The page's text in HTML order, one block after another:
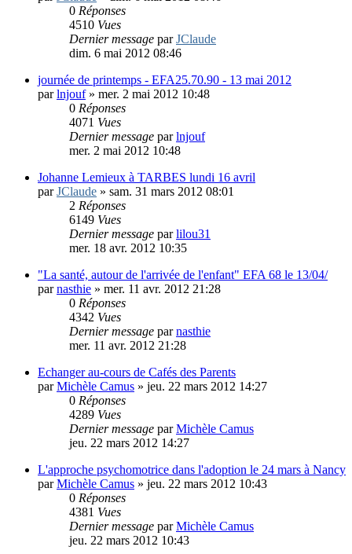
0 Réponses
4510 Vues
Dernier message parJClaude
dim. 6 mai 2012 08:46
journée de printemps - EFA25.70.90 - 13 mai 2012
parlnjouf» mer. 2 mai 2012 10:48
0 Réponses
4071 Vues
Dernier message parlnjouf
mer. 2 mai 2012 10:48
Johanne Lemieux à TARBES lundi 16 avril
parJClaude » sam. 31 mars 2012 08:01
2 Réponses
6149 Vues
Dernier message parlilou31
mer. 18 avr. 2012 10:35
"La santé, autour de l'arrivée de l'enfant" EFA 68 le 13/04/
parnasthie » mer. 11 avr. 2012 21:28
0 Réponses
4342 Vues
Dernier message parnasthie
mer. 11 avr. 2012 21:28
Echanger au-cours de Cafés des Parents
parMichèle Camus » jeu. 22 mars 2012 14:27
0 Réponses
4289 Vues
Dernier message parMichèle Camus
jeu. 22 mars 2012 14:27
L'approche psychomotrice dans l'adoption le 24 mars à Nancy
parMichèle Camus » jeu. 22 mars 2012 10:43
0 Réponses
4381 Vues
Dernier message parMichèle Camus
jeu. 22 mars 2012 10:43